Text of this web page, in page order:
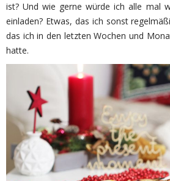
ist? Und wie gerne würde ich alle mal
einladen? Etwas, das ich sonst
das ich in den letzten Wochen und
hatte.